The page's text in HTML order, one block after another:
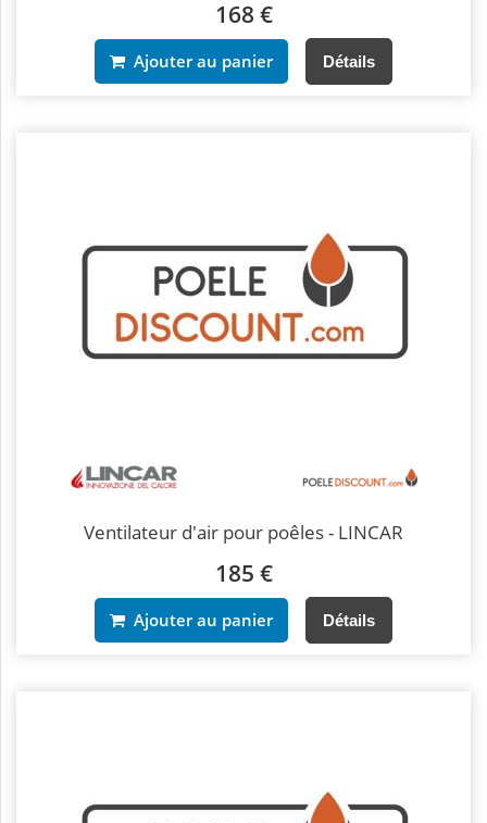
168 €
Ajouter au panier Détails
Ventilateur d'air pour poêles - LINCAR
185 €
Ajouter au panier Détails